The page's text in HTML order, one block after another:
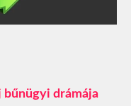
drámája